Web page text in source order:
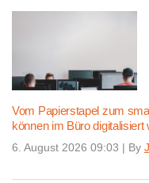
Vom Papierstapel zum
können im Büro digitalisiert
6. August 2026 09:03 | By